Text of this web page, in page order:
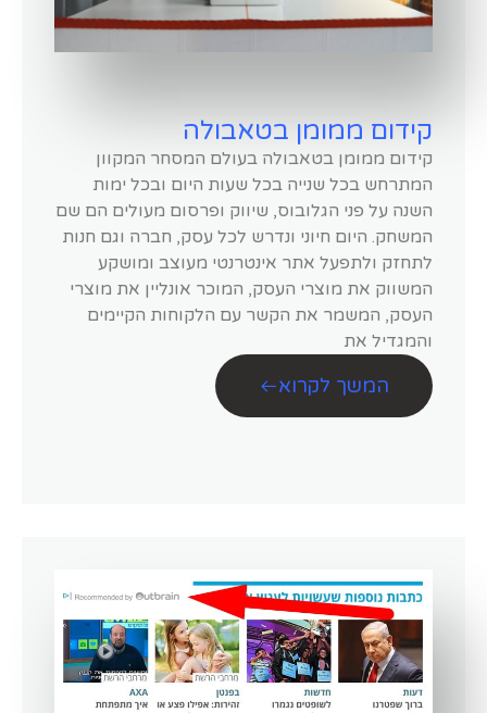
קידום ממומן בטאבולה
קידום ממומן בטאבולה בעולם המסחר המקוון
המתרחש בכל שנייה בכל שעות היום ובכל ימות
השנה על פני הגלובוס, שיווק ופרסום מעולים הם שם
המשחק. היום חיוני ונדרש לכל עסק, חברה וגם חנות
לתחזק ולתפעל אתר אינטרנטי מעוצב ומושקע
המשווק את מוצרי העסק, המוכר אונליין את מוצרי
העסק, המשמר את הקשר עם הלקוחות הקיימים
והמגדיל את
המשך לקרוא